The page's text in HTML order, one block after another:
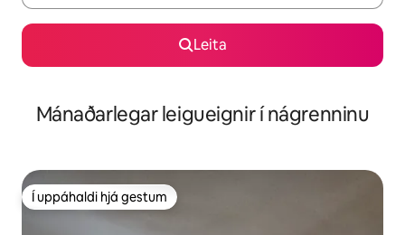
Leita
Mánaðarlegar leigueignir í nágrenninu
Í uppáhaldi hjá gestum
Í uppáhaldi hjá gestum